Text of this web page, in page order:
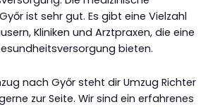
ist sehr gut. Es gibt eine Vielzahl
Kliniken und Arztpraxen, die eine
bieten.
nach Győr steht dir Umzug Richter
zur Seite. Wir sind ein erfahrenes